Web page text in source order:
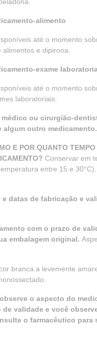
alimento
até o momento
e dipirona.
exame
até o momento
laboratoriais.
médico ou cirurgião-
algum outro medicamento.
E POR QUANTO
Conservar em
entre 15 e
e datas de fabricação e
com o prazo de
embalagem original.
branca a levemente
o aspecto do
de validade e você
o farmacêutico para